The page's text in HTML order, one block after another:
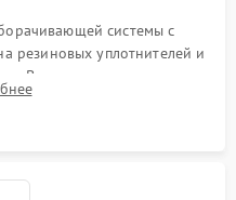
системы с
резиновых уплотнителей и
Вакуумирование корпуса
азотом или аргоном для